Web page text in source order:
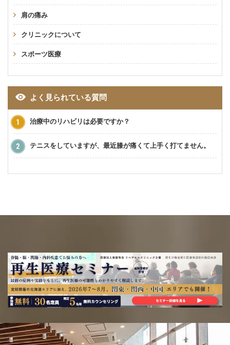
肩の痛み
クリニックについて
スポーツ医療
よく見られている質問
治療中のリハビリは必要ですか？
テニスをしていますが、最近膝が痛くて上手く打てません。